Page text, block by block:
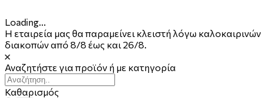
Loading...
Η εταιρεία μας θα παραμείνει κλειστή λόγω καλοκαιρινών
διακοπών από 8/8 έως και 26/8.
Αναζητήστε για προϊόν ή με κατηγορία
Καθαρισμός